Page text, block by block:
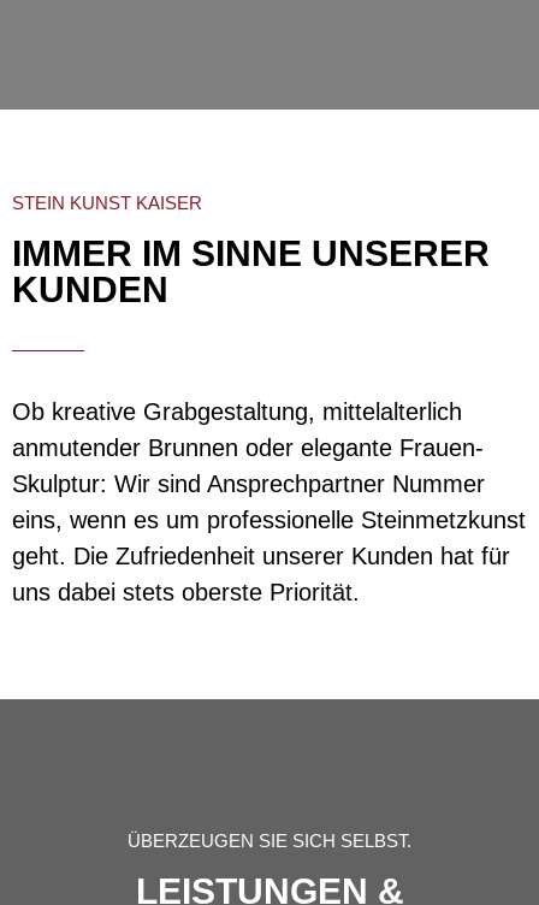
STEIN KUNST KAISER
IMMER IM SINNE UNSERER
KUNDEN
Ob kreative Grabgestaltung, mittelalterlich
anmutender Brunnen oder elegante Frauen-
Skulptur: Wir sind Ansprechpartner Nummer
eins, wenn es um professionelle Steinmetzkunst
geht. Die Zufriedenheit unserer Kunden hat für
uns dabei stets oberste Priorität.
ÜBERZEUGEN SIE SICH SELBST.
LEISTUNGEN &